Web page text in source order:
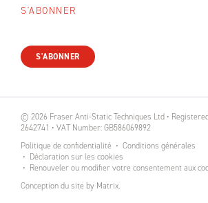
S'ABONNER
S'ABONNER
© 2026 Fraser Anti-Static Techniques Ltd •
2642741 • VAT Number: GB586069892
Politique de confidentialité
Conditions générales
Déclaration sur les cookies
Renouveler ou modifier votre consentement aux
Conception du site by Matrix.